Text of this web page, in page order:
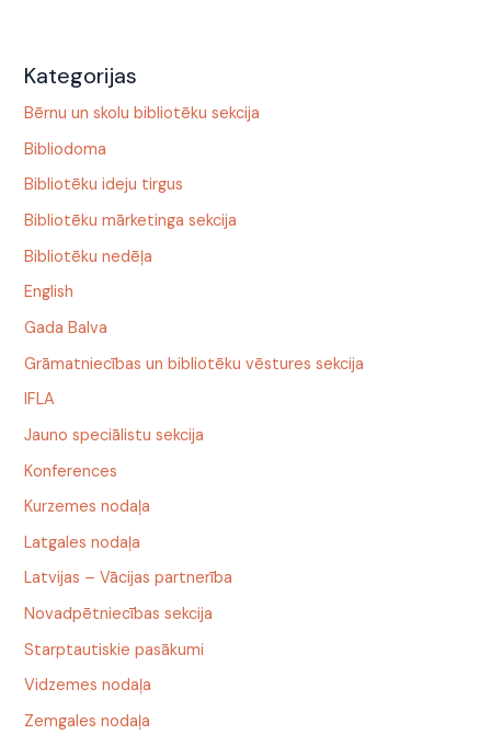
Kategorijas
Bērnu un skolu bibliotēku sekcija
Bibliodoma
Bibliotēku ideju tirgus
Bibliotēku mārketinga sekcija
Bibliotēku nedēļa
English
Gada Balva
Grāmatniecības un bibliotēku vēstures sekcija
IFLA
Jauno speciālistu sekcija
Konferences
Kurzemes nodaļa
Latgales nodaļa
Latvijas – Vācijas partnerība
Novadpētniecības sekcija
Starptautiskie pasākumi
Vidzemes nodaļa
Zemgales nodaļa